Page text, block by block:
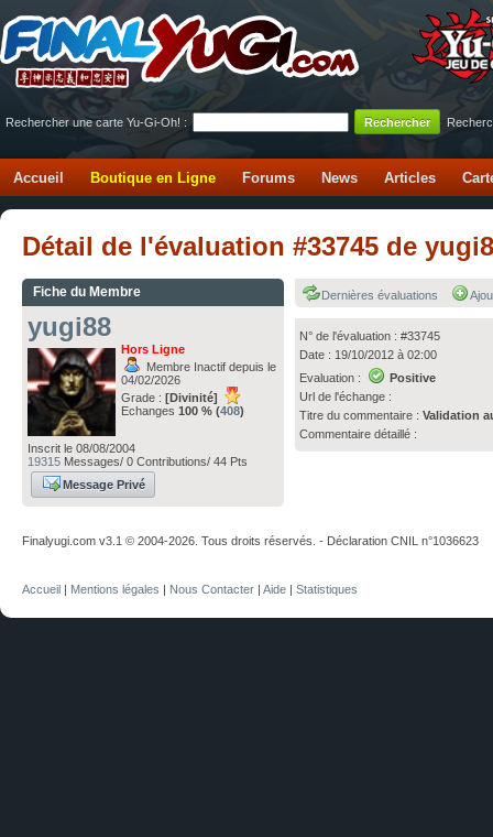
Rechercher une carte Yu-Gi-Oh! :
Accueil Boutique en Ligne Forums News Articles
Détail de l'évaluation #33745 de
Fiche du Membre
yugi88
Hors Ligne
Membre Inactif depuis le
04/02/2026
Grade : [Divinité]
Echanges 100 % (408)
Inscrit le 08/08/2004
19315 Messages/ 0 Contributions/ 44 Pts
Message Privé
Dernières évaluations
N° de l'évaluation : #33745
Date : 19/10/2012 à 02:00
Evaluation :
Positive
Url de l'échange :
Titre du commentaire :Validation
Commentaire détaillé :
Finalyugi.com v3.1 © 2004-2026. Tous droits réservés. - Déclaration CNIL n°1036623
Accueil | Mentions légales | Nous Contacter | Aide | Statistiques